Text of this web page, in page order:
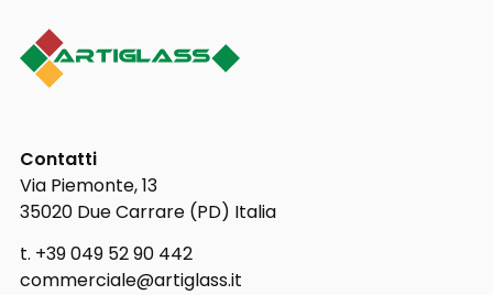
Contatti
Via Piemonte, 13
35020 Due Carrare (PD) Italia
t. +39 049 52 90 442
commerciale@artiglass.it